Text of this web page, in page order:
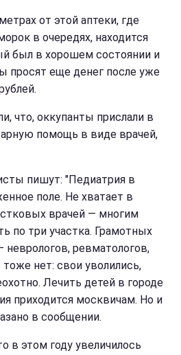
от этой аптеки, где
в очередях, находится
был в хорошем состоянии и
просят еще денег после уже
что, оккупанты прислали в
помощь в виде врачей,
пишут: "Педиатрия в
поле. Не хватает в
врачей — многим
по три участка. Грамотных
неврологов, ревматологов,
нет: свои уволились,
Лечить детей в городе
приходится москвичам. Но и
в сообщении.
в этом году увеличилось